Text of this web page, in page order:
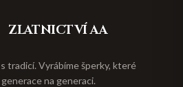
ZLATNICTVÍ AA
tradicí. Vyrábíme šperky, které
na generaci.